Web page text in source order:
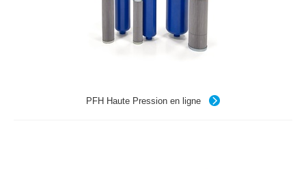
PFH Haute Pression en ligne